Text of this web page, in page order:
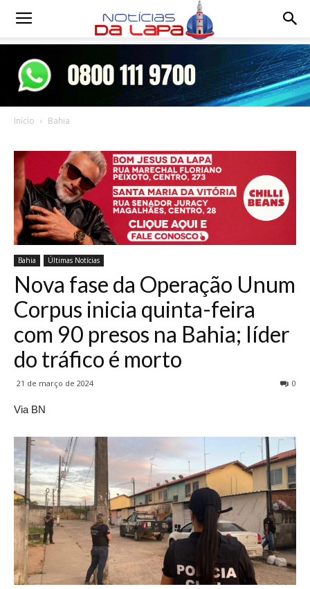
Notícias
Início Bahia
Bahia Últimas Notícias
Nova fase da Operação Unum
Corpus inicia quinta-feira
com 90 presos na Bahia; líder
do tráfico é morto
21 de março de 2024 0
Via BN